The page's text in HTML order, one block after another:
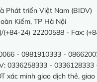
Phát triển Việt Nam (BIDV)
Kiếm, TP Hà Nội
24) 22200588 - Fax:
- 0981910333 -
0336258333 - 0336128333
xác minh giao dịch thẻ, giao